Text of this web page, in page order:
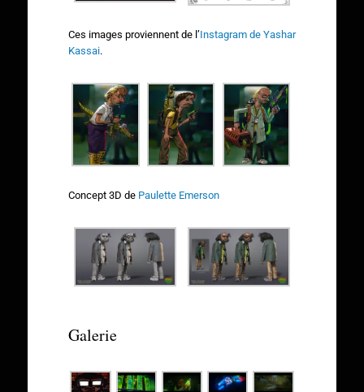
Ces images proviennent de l’Instagram de Yashar
Kassai.
Concept 3D de Paulette Emerson
Galerie